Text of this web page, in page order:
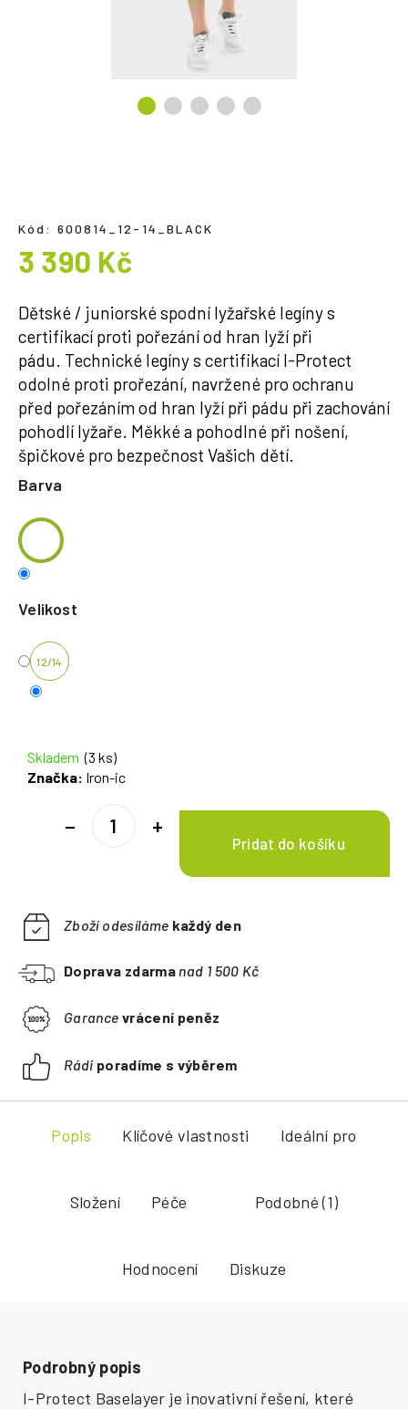
Dětské / juniorské spodní lyžařské legíny s
certifikací proti pořezání od hran lyží při
pádu. Technické legíny s certifikací I-Protect
odolné proti prořezání, navržené pro ochranu
před pořezáním od hran lyží při pádu při zachování
pohodlí lyžaře. Měkké a pohodlné při nošení,
špičkové pro bezpečnost Vašich dětí.
Barva
Velikost
12/14
Skladem (3 ks)
Značka: Iron-ic
+
−
Zboží odesíláme každý den
Doprava zdarma nad 1 500 Kč
Garance vrácení peněz
Rádi poradíme s výběrem
Kód: 600814_12-14_BLACK
3 390 Kč
cena:
Popis Klíčové vlastnosti Ideální pro
Složení Péče Podobné (1)
Hodnocení Diskuze
Podrobný popis
I-Protect Baselayer je inovativní řešení, které